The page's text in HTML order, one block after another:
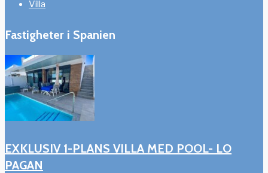
Villa
Fastigheter i Spanien
EXKLUSIV 1-PLANS VILLA MED POOL- LO
PAGAN